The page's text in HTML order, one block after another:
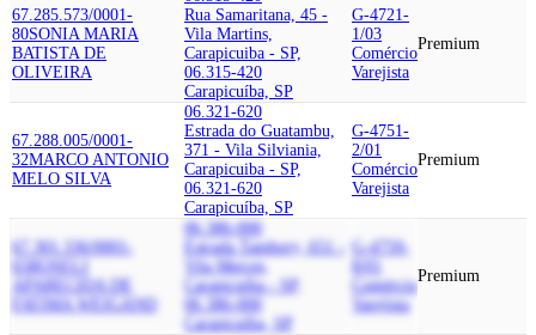
67.285.573/0001-
80SONIA MARIA
BATISTA DE
OLIVEIRA
Rua Samaritana, 45 -
Vila Martins,
Carapicuiba - SP,
06.315-420
Carapicuíba, SP
G-4721-
1/03
Comércio
Varejista
Premium
67.288.005/0001-
32MARCO ANTONIO
MELO SILVA
06.321-620
Estrada do Guatambu,
371 - Vila Silviania,
Carapicuiba - SP,
06.321-620
Carapicuíba, SP
G-4751-
2/01
Comércio
Varejista
Premium
67.301.336/0001-
ROSELI
APARECIDA DE
FATIMA WEIGAND
06.386-000
Estrada Tambory, 651 -
Vila Merces,
Carapicuiba - SP,
06.386-000
Carapicuíba, SP
G-4759-
Comércio
Varejista
Premium